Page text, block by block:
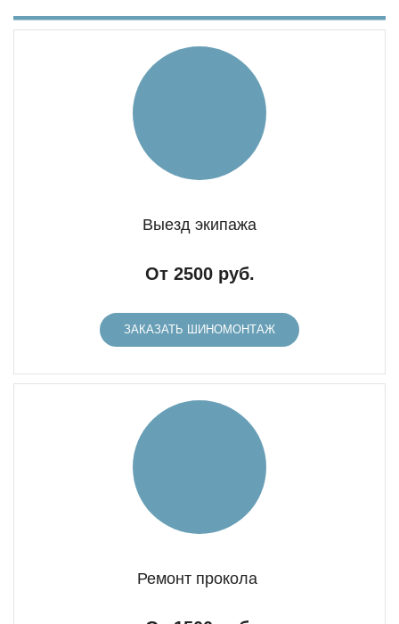
Выезд экипажа
От 2500 руб.
ЗАКАЗАТЬ ШИНОМОНТАЖ
Ремонт прокола